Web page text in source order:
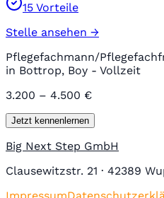
15 Vorteile
Stelle ansehen →
Pflegefachmann/
in Bottrop, Boy - Vollzeit
3.200 – 4.500 €
Jetzt kennenlernen
Big Next Step GmbH
Clausewitzstr. 21 · 42389